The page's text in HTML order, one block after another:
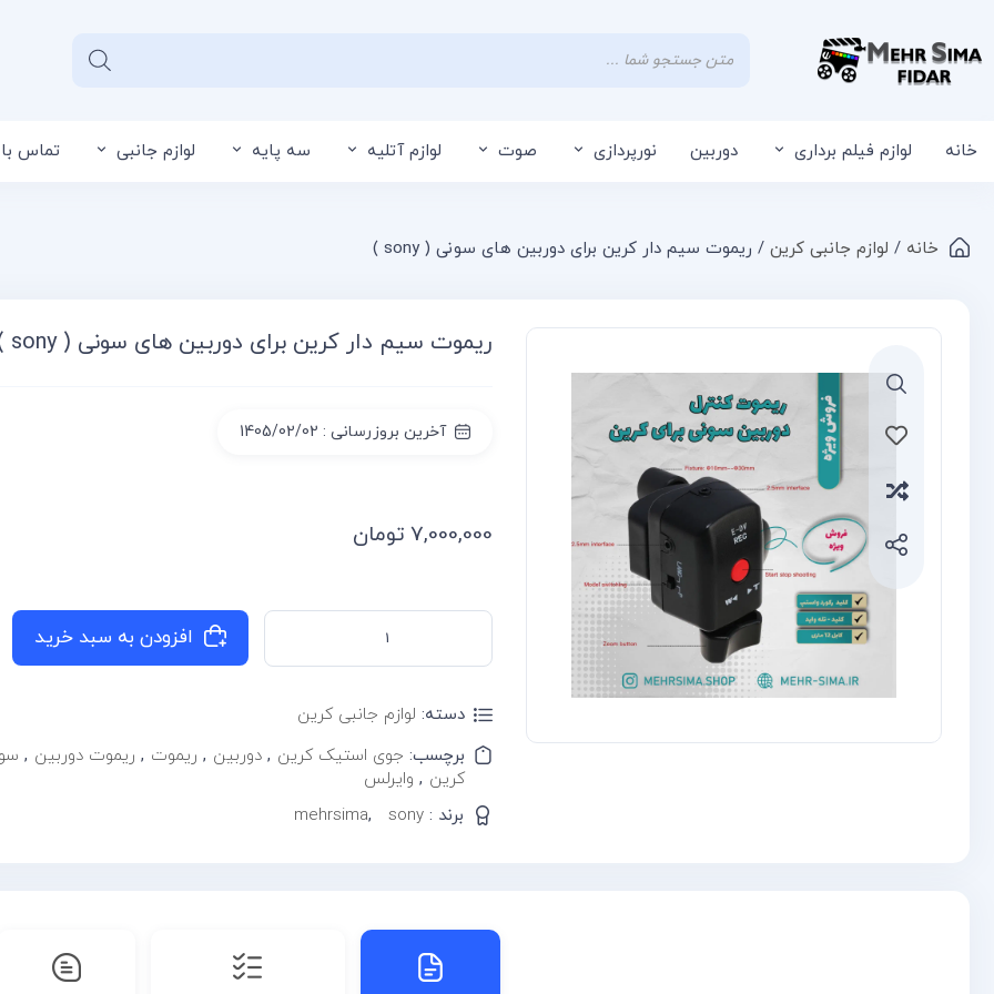
سبد خرید شما خانه لوازم فیلم برداری دوربین نورپردازی صوت لوازم آتلیه سه پایه لوازم جانبی تماس
خانه / لوازم جانبی کرین / ریموت سیم دار کرین برای دوربین های سونی ( sony )
ریموت سیم دار کرین برای دوربین های سونی ( sony )
آخرین بروزرسانی : 1405/02/02
7,000,000 تومان
افزودن به سبد خرید
دسته: لوازم جانبی کرین
برچسب: جوی استیک کرین , دوربین , ریموت , ریموت دوربین ,
کرین , وایرلس
برند :
mehrsima, sony